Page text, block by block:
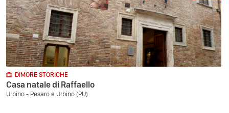
DIMORE STORICHE
Casa natale di Raffaello
Urbino - Pesaro e Urbino (PU)